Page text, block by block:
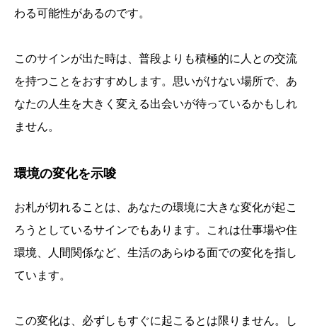
わる可能性があるのです。
このサインが出た時は、普段よりも積極的に人との交流
を持つことをおすすめします。思いがけない場所で、あ
なたの人生を大きく変える出会いが待っているかもしれ
ません。
環境の変化を示唆
お札が切れることは、あなたの環境に大きな変化が起こ
ろうとしているサインでもあります。これは仕事場や住
環境、人間関係など、生活のあらゆる面での変化を指し
ています。
この変化は、必ずしもすぐに起こるとは限りません。し